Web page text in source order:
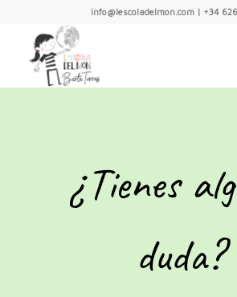
info@lescoladelmon.com | +34 626
¿Tienes
duda?